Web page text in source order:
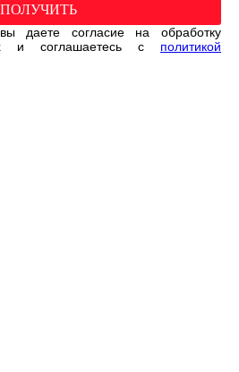
ПОЛУЧИТЬ
даете согласие на обработку
и соглашаетесь c политикой